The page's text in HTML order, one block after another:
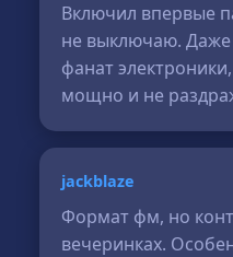
Включил впервые
не выключаю. Даже
фанат
мощно и не
jackblaze
Формат фм, но
вечеринках.